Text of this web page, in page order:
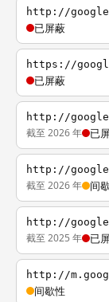
http://
已屏蔽
https://
已屏蔽
http://
截至 2026 年 已
http://
截至 2026 年 间
http://
截至 2025 年 已
http://
间歇性